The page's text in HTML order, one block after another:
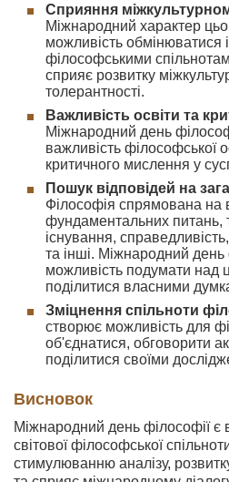
Сприяння
Міжнародний характер
можливість обмінюватися
філософськими
сприяє розвитку
толерантності.
Важливість освіти та
Міжнародний день
важливість філософської
критичного мислення у
Пошук відповідей на
Філософія спрямована на
фундаментальних питань,
існування,
та інші. Міжнародний день
можливість подумати над
поділитися власними
Зміцнення спільноти
створює можливість для
об'єднатися, обговорити
поділитися своїми
Висновок
Міжнародний день філософії
світової філософської
стимулюванню аналізу,